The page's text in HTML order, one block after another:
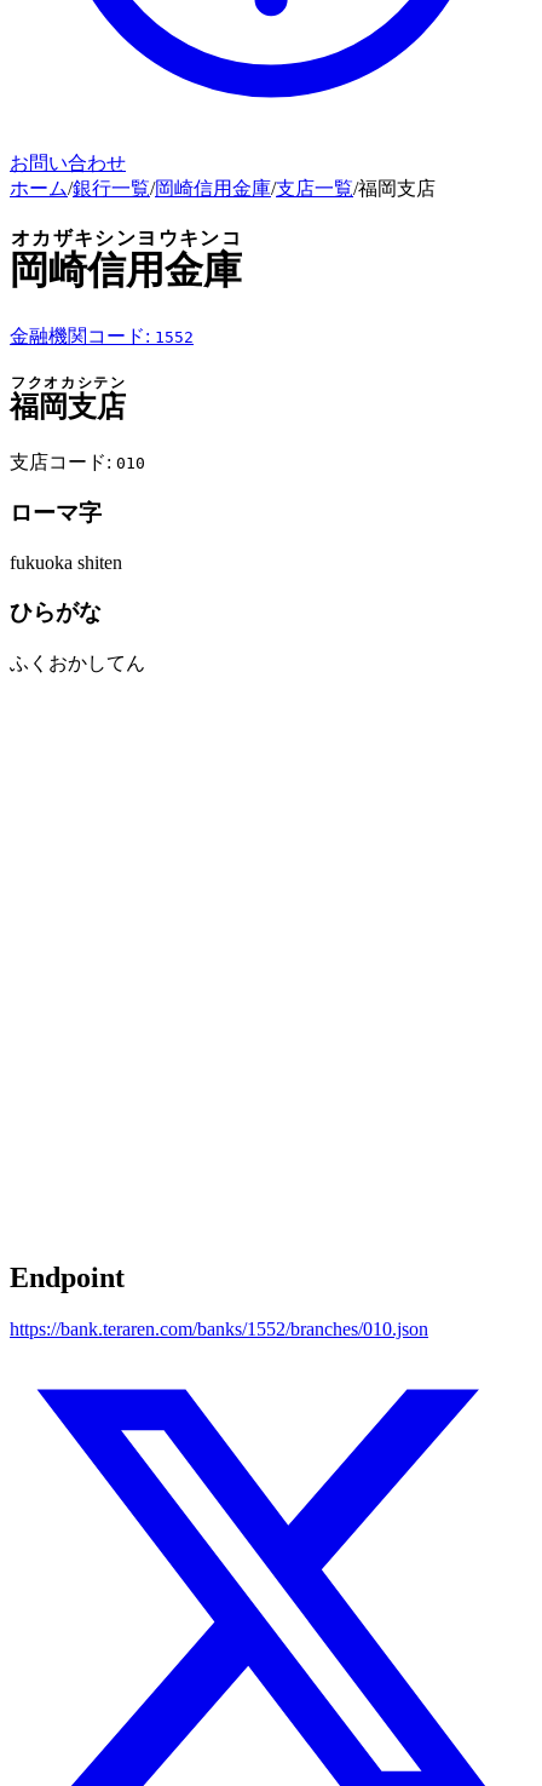
お問い合わせ
ホーム/銀行一覧/岡崎信用金庫/支店一覧/福岡支店
岡崎信用金庫
オカザキシンヨウキンコ
金融機関コード: 1552
福岡支店
フクオカシテン
支店コード: 010
ローマ字
fukuoka shiten
ひらがな
ふくおかしてん
Endpoint
https://bank.teraren.com/banks/1552/branches/010.json